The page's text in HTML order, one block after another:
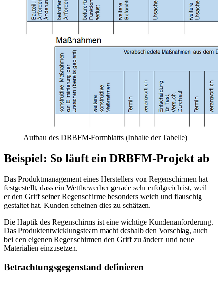
Aufbau des DRBFM-Formblatts (Inhalte der Tabelle)
Beispiel: So läuft ein DRBFM-Projekt ab
Das Produktmanagement eines Herstellers von Regenschirmen hat
festgestellt, dass ein Wettbewerber gerade sehr erfolgreich ist, weil
er den Griff seiner Regenschirme besonders weich und flauschig
gestaltet hat. Kunden scheinen dies zu schätzen.
Die Haptik des Regenschirms ist eine wichtige Kundenanforderung.
Das Produktentwicklungsteam macht deshalb den Vorschlag, auch
bei den eigenen Regenschirmen den Griff zu ändern und neue
Materialien einzusetzen.
Betrachtungsgegenstand definieren